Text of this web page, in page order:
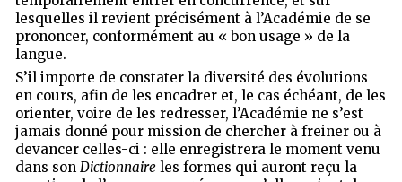
lesquelles il revient précisément à l’Académie de se
prononcer, conformément au « bon usage » de la
langue.
S’il importe de constater la diversité des évolutions
en cours, afin de les encadrer et, le cas échéant, de les
orienter, voire de les redresser, l’Académie ne s’est
jamais donné pour mission de chercher à freiner ou à
devancer celles-ci : elle enregistrera le moment venu
dans son Dictionnaire les formes qui auront reçu la